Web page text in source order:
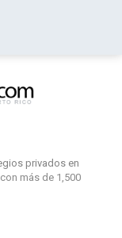
privados en
más de 1,500